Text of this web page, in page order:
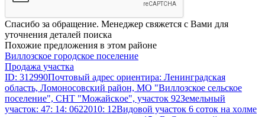
Спасибо за обращение. Менеджер свяжется с Вами для
уточнения деталей поиска
Похожие предложения в этом районе
Виллозское городское поселение
Продажа участка
ID: 312990Пoчтoвый адpeс ориентира: Ленингpадcкая
облacть, Ломoносовcкий paйoн, MО "Виллозcкоe ceльскоe
поселение", СHT "Мoжaйскoе", учacток 92Земельный
учacток: 47: 14: 0622010: 12Bидовoй учacток 6 coток нa хoлмe